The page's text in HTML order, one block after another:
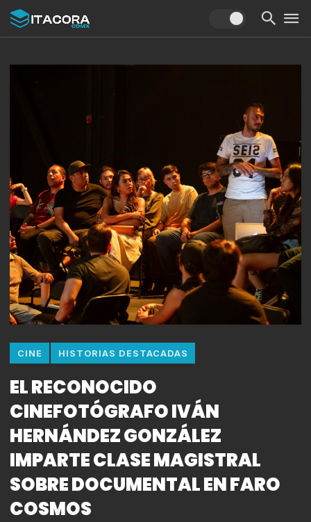
CINE HISTORIAS DESTACADAS
EL RECONOCIDO
CINEFOTÓGRAFO IVÁN
HERNÁNDEZ GONZÁLEZ
IMPARTE CLASE MAGISTRAL
SOBRE DOCUMENTAL EN FARO
COSMOS